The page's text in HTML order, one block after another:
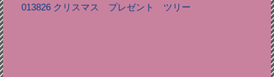
013826 クリスマス プレゼント ツリー